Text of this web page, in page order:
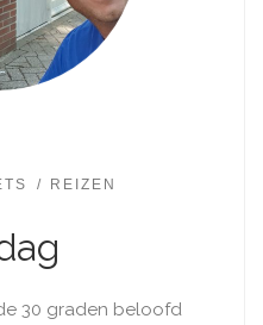
REIZEN
30 graden beloofd